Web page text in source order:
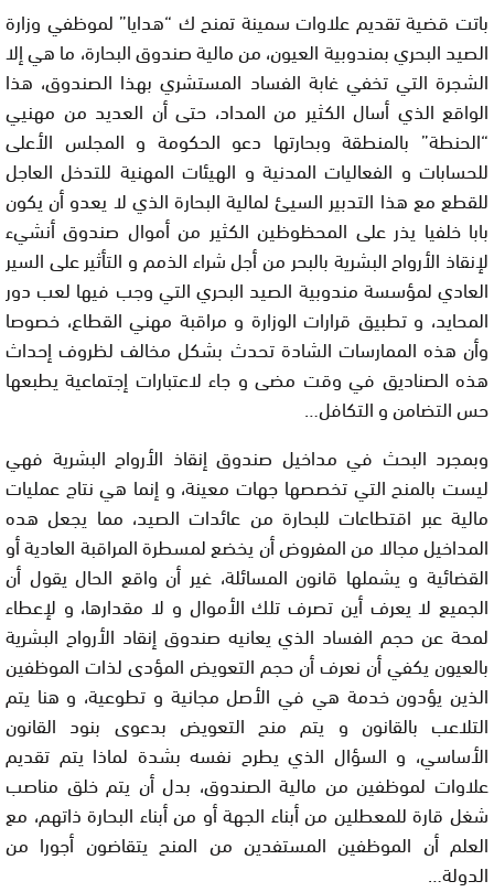
باتت قضية تقديم علاوات سمينة تمنح ك “هدايا” لموظفي وزارة
الصيد البحري بمندوبية العيون، من مالية صندوق البحارة، ما هي إلا
الشجرة التي تخفي غابة الفساد المستشري بهذا الصندوق، هذا
الواقع الذي أسال الكثير من المداد، حتى أن العديد من مهنيي
“الحنطة” بالمنطقة وبحارتها دعو الحكومة و المجلس الأعلى
للحسابات و الفعاليات المدنية و الهيئات المهنية للتدخل العاجل
للقطع مع هذا التدبير السيئ لمالية البحارة الذي لا يعدو أن يكون
بابا خلفيا يذر على المحظوظين الكثير من أموال صندوق أنشيء
لإنقاذ الأرواح البشرية بالبحر من أجل شراء الذمم و التأثير على السير
العادي لمؤسسة مندوبية الصيد البحري التي وجب فيها لعب دور
المحايد، و تطبيق قرارات الوزارة و مراقبة مهني القطاع، خصوصا
وأن هذه الممارسات الشادة تحدث بشكل مخالف لظروف إحداث
هذه الصناديق في وقت مضى و جاء لاعتبارات إجتماعية يطبعها
حس التضامن و التكافل…
وبمجرد البحث في مداخيل صندوق إنقاذ الأرواح البشرية فهي
ليست بالمنح التي تخصصها جهات معينة، و إنما هي نتاج عمليات
مالية عبر اقتطاعات للبحارة من عائدات الصيد، مما يجعل هده
المداخيل مجالا من المفروض أن يخضع لمسطرة المراقبة العادية أو
القضائية و يشملها قانون المسائلة، غير أن واقع الحال يقول أن
الجميع لا يعرف أين تصرف تلك الأموال و لا مقدارها، و لإعطاء
لمحة عن حجم الفساد الذي يعانيه صندوق إنقاد الأرواح البشرية
بالعيون يكفي أن نعرف أن حجم التعويض المؤدى لذات الموظفين
الذين يؤدون خدمة هي في الأصل مجانية و تطوعية، و هنا يتم
التلاعب بالقانون و يتم منح التعويض بدعوى بنود القانون
الأساسي، و السؤال الذي يطرح نفسه بشدة لماذا يتم تقديم
علاوات لموظفين من مالية الصندوق، بدل أن يتم خلق مناصب
شغل قارة للمعطلين من أبناء الجهة أو من أبناء البحارة ذاتهم، مع
العلم أن الموظفين المستفدين من المنح يتقاضون أجورا من
الدولة…